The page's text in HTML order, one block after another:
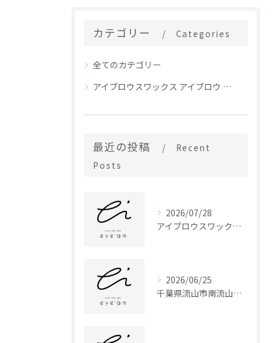
カテゴリー Categories
全てのカテゴリー
アイブロウスワックス アイブロウ 脱毛
最近の投稿
Recent
Posts
2026/07/28
アイブロウスワックスとアイブロウ脱毛で骨格に合う合わせ眉を南流山で叶える方法
2026/06/25
千葉県流山市南流山発まつ毛パーマならダメージレス高持続パーマで理想の目元へ